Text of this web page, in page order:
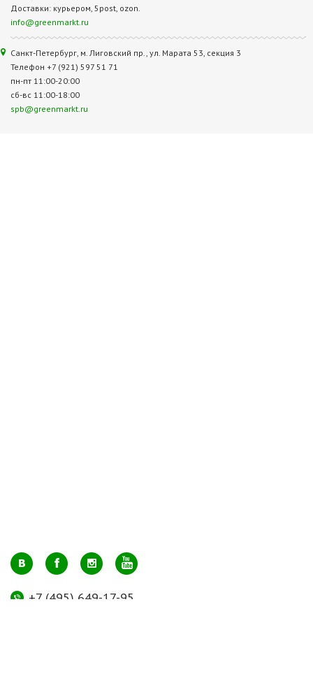
Доставки: курьером, 5post, ozon.
info@greenmarkt.ru
Санкт-Петербург, м. Лиговский пр., ул. Марата 53, секция 3
Телефон +7 (921) 597 51 71
пн-пт 11:00-20:00
сб-вс 11:00-18:00
spb@greenmarkt.ru
+7 (495) 649-17-95